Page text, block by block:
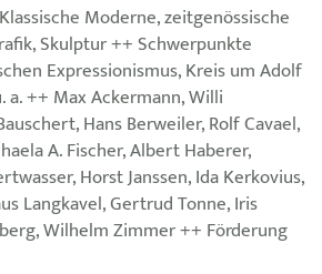
Moderne, zeitgenössische
Skulptur ++ Schwerpunkte
Expressionismus, Kreis um Adolf
a. ++ Max Ackermann, Willi
Hans Berweiler, Rolf Cavael,
A. Fischer, Albert Haberer,
Horst Janssen, Ida Kerkovius,
Langkavel, Gertrud Tonne, Iris
Wilhelm Zimmer ++ Förderung